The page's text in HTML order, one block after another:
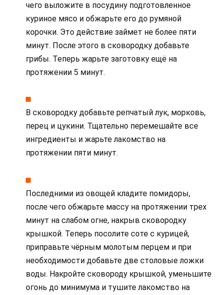
чего выложите в посудину подготовленное
куриное мясо и обжарьте его до румяной
корочки. Это действие займет не более пяти
минут. После этого в сковородку добавьте
грибы. Теперь жарьте заготовку ещё на
протяжении 5 минут.
В сковородку добавьте репчатый лук, морковь,
перец и цукини. Тщательно перемешайте все
ингредиенты и жарьте лакомство на
протяжении пяти минут.
Последними из овощей кладите помидоры,
после чего обжарьте массу на протяжении трех
минут на слабом огне, накрыв сковородку
крышкой. Теперь посолите соте с курицей,
приправьте чёрным молотым перцем и при
необходимости добавьте две столовые ложки
воды. Накройте сковороду крышкой, уменьшите
огонь до минимума и тушите лакомство на